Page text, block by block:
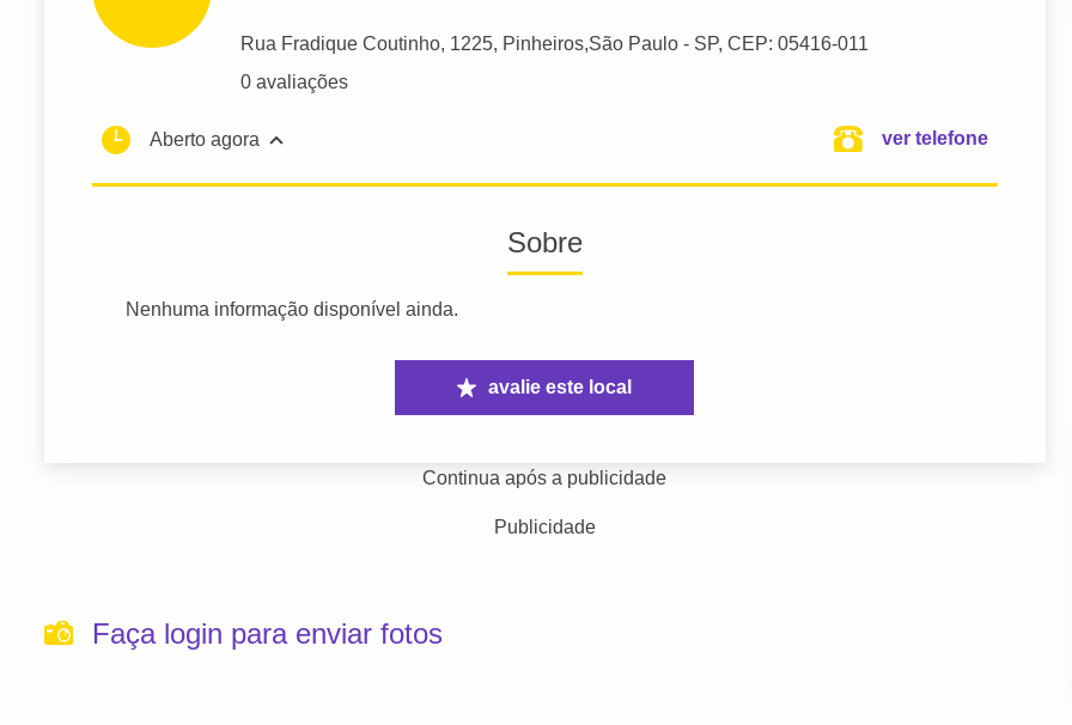
Rua Fradique Coutinho, 1225, Pinheiros,São Paulo - SP, CEP: 05416-011
0 avaliações
Aberto agora ver telefone
Sobre
Nenhuma informação disponível ainda.
avalie este local
Continua após a publicidade
Publicidade
Faça login para enviar fotos